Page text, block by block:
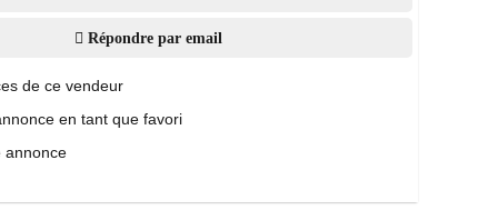
Répondre par email
de ce vendeur
en tant que favori
annonce